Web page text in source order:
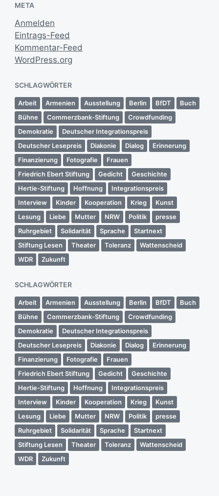
META
Anmelden
Eintrags-Feed
Kommentar-Feed
WordPress.org
SCHLAGWÖRTER
Arbeit Armenien Ausstellung Berlin BfDT
Buch
Bühne
Commerzbank-Stiftung
Crowdfunding
Demokratie
Deutscher Integrationspreis
Deutscher Lesepreis
Diakonie Dialog
Erinnerung
Finanzierung
Fotografie
Frauen
Friedrich Ebert Stiftung
Gedicht
Geschichte
Hertie-Stiftung
Hoffnung
Integrationspreis
Interview
Kinder Kooperation Krieg
Kunst
Lesung
Liebe Mutter NRW Politik
presse
Ruhrgebiet
Solidarität Sprache
Startnext
Stiftung Lesen
Theater Toleranz
Wattenscheid
WDR
Zukunft
SCHLAGWÖRTER
Arbeit Armenien Ausstellung Berlin BfDT
Buch
Bühne
Commerzbank-Stiftung
Crowdfunding
Demokratie
Deutscher Integrationspreis
Deutscher Lesepreis
Diakonie Dialog
Erinnerung
Finanzierung
Fotografie
Frauen
Friedrich Ebert Stiftung
Gedicht
Geschichte
Hertie-Stiftung
Hoffnung
Integrationspreis
Interview
Kinder Kooperation Krieg
Kunst
Lesung
Liebe Mutter NRW Politik
presse
Ruhrgebiet
Solidarität Sprache
Startnext
Stiftung Lesen
Theater Toleranz
Wattenscheid
WDR
Zukunft